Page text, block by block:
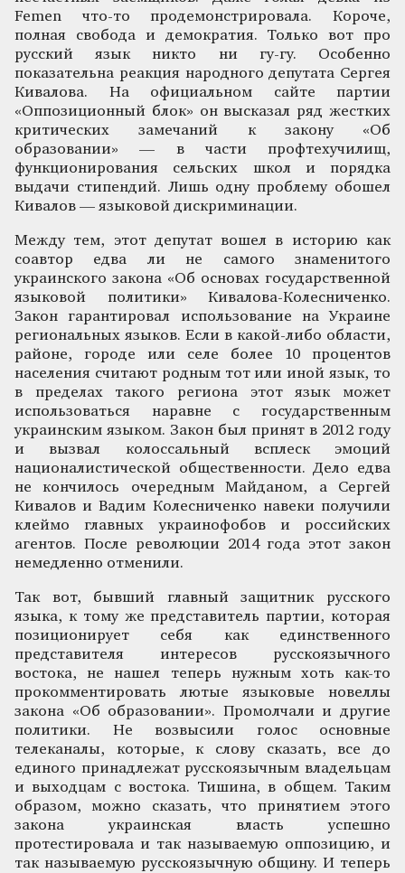
Femen что-то продемонстрировала. Короче,
полная свобода и демократия. Только вот про
русский язык никто ни гу-гу. Особенно
показательна реакция народного депутата Сергея
Кивалова. На официальном сайте партии
«Оппозиционный блок» он высказал ряд жестких
критических замечаний к закону «Об
образовании» — в части профтехучилищ,
функционирования сельских школ и порядка
выдачи стипендий. Лишь одну проблему обошел
Кивалов — языковой дискриминации.
Между тем, этот депутат вошел в историю как
соавтор едва ли не самого знаменитого
украинского закона «Об основах государственной
языковой политики» Кивалова-Колесниченко.
Закон гарантировал использование на Украине
региональных языков. Если в какой-либо области,
районе, городе или селе более 10 процентов
населения считают родным тот или иной язык, то
в пределах такого региона этот язык может
использоваться наравне с государственным
украинским языком. Закон был принят в 2012 году
и вызвал колоссальный всплеск эмоций
националистической общественности. Дело едва
не кончилось очередным Майданом, а Сергей
Кивалов и Вадим Колесниченко навеки получили
клеймо главных украинофобов и российских
агентов. После революции 2014 года этот закон
немедленно отменили.
Так вот, бывший главный защитник русского
языка, к тому же представитель партии, которая
позиционирует себя как единственного
представителя интересов русскоязычного
востока, не нашел теперь нужным хоть как-то
прокомментировать лютые языковые новеллы
закона «Об образовании». Промолчали и другие
политики. Не возвысили голос основные
телеканалы, которые, к слову сказать, все до
единого принадлежат русскоязычным владельцам
и выходцам с востока. Тишина, в общем. Таким
образом, можно сказать, что принятием этого
закона украинская власть успешно
протестировала и так называемую оппозицию, и
так называемую русскоязычную общину. И теперь